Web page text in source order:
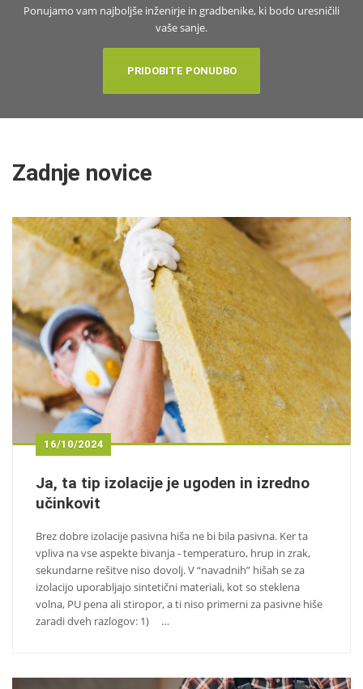
Ponujamo vam najboljše inženirje in gradbenike, ki bodo uresničili
vaše sanje.
PRIDOBITE PONUDBO
Zadnje novice
16/10/2024
Ja, ta tip izolacije je ugoden in izredno
učinkovit
Brez dobre izolacije pasivna hiša ne bi bila pasivna. Ker ta
vpliva na vse aspekte bivanja - temperaturo, hrup in zrak,
sekundarne rešitve niso dovolj. V “navadnih” hišah se za
izolacijo uporabljajo sintetični materiali, kot so steklena
volna, PU pena ali stiropor, a ti niso primerni za pasivne hiše
zaradi dveh razlogov: 1) …